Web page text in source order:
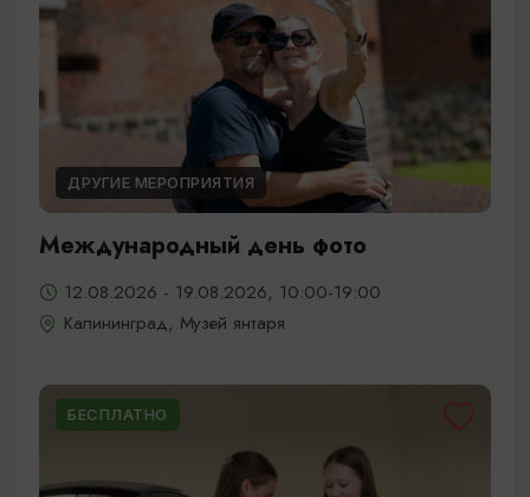
ДРУГИЕ МЕРОПРИЯТИЯ
Международный день фото
12.08.2026 - 19.08.2026, 10:00-19:00
Калининград, Музей янтаря
БЕСПЛАТНО